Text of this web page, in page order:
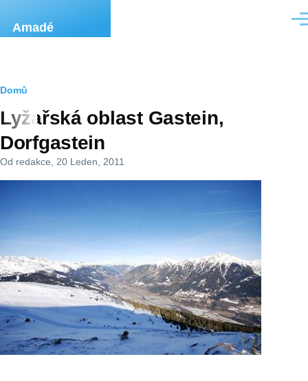
Amadé
Drobečková
navigace
Domů
Lyžařská oblast Gastein,
Dorfgastein
Od redakce , 20 Leden, 2011